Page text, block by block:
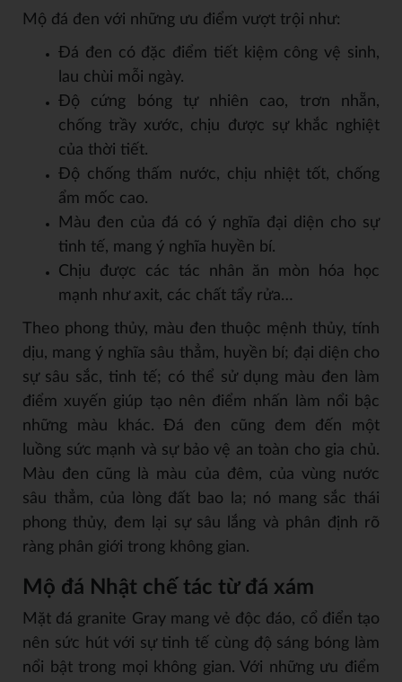
Mộ đá đen với những ưu điểm vượt trội như:
Đá đen có đặc điểm tiết kiệm công vệ sinh,
lau chùi mỗi ngày.
Độ cứng bóng tự nhiên cao, trơn nhẵn,
chống trầy xước, chịu được sự khắc nghiệt
của thời tiết.
Độ chống thấm nước, chịu nhiệt tốt, chống
ẩm mốc cao.
Màu đen của đá có ý nghĩa đại diện cho sự
tinh tế, mang ý nghĩa huyền bí.
Chịu được các tác nhân ăn mòn hóa học
mạnh như axit, các chất tẩy rửa…
Theo phong thủy, màu đen thuộc mệnh thủy, tính
dịu, mang ý nghĩa sâu thẳm, huyền bí; đại diện cho
sự sâu sắc, tinh tế; có thể sử dụng màu đen làm
điểm xuyến giúp tạo nên điểm nhấn làm nổi bậc
những màu khác.Đá đen cũng đem đến một
luồng sức mạnh và sự bảo vệ an toàn cho gia chủ.
Màu đen cũng là màu của đêm, của vùng nước
sâu thẳm, của lòng đất bao la; nó mang sắc thái
phong thủy, đem lại sự sâu lắng và phân định rõ
ràng phân giới trong không gian.
Mộ đá Nhật chế tác từ đá xám
Mặt đá granite Gray mang vẻ độc đáo, cổ điển tạo
nên sức hút với sự tinh tế cùng độ sáng bóng làm
nổi bật trong mọi không gian. Với những ưu điểm